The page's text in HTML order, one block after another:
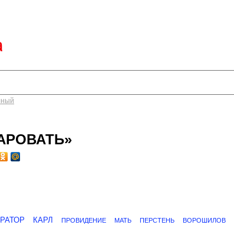
КАРЛ ПРОВИДЕНИЕ МАТЬ ПЕРСТЕНЬ ВОРОШИЛОВ